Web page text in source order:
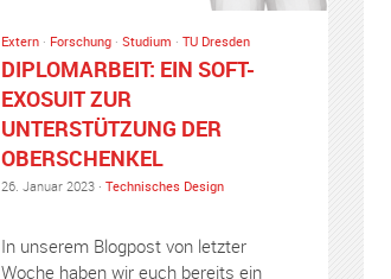
Extern· Forschung· Studium · TU Dresden
DIPLOMARBEIT: EIN SOFT-
EXOSUIT ZUR
UNTERSTÜTZUNG DER
OBERSCHENKEL
26. Januar 2023 · Technisches Design
In unserem Blogpost von letzter
Woche haben wir euch bereits ein